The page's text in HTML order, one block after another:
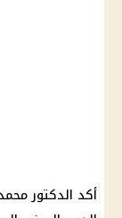
أكد الدكتور